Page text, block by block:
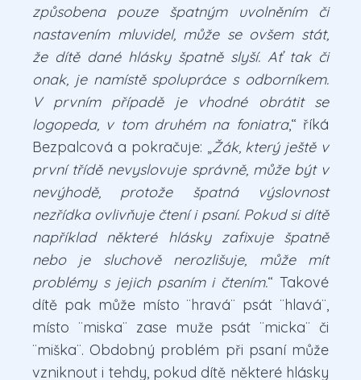
způsobena pouze špatným uvolněním či
nastavením mluvidel, může se ovšem stát,
že dítě dané hlásky špatně slyší. Ať tak či
onak, je namístě spolupráce s odborníkem.
V prvním případě je vhodné obrátit se
logopeda, v tom druhém na foniatra,“ říká
Bezpalcová a pokračuje: „Žák, který ještě v
první třídě nevyslovuje správně, může být v
nevýhodě, protože špatná výslovnost
nezřídka ovlivňuje čtení i psaní. Pokud si dítě
například některé hlásky zafixuje špatně
nebo je sluchově nerozlišuje, může mít
problémy s jejich psaním i čtením.“ Takové
dítě pak může místo ¨hravá¨ psát ¨hlavá¨,
místo ¨miska¨ zase muže psát ¨micka¨ či
¨miška¨. Obdobný problém při psaní může
vzniknout i tehdy, pokud dítě některé hlásky